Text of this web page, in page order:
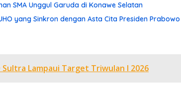
SMA Unggul Garuda di Konawe Selatan
yang Sinkron dengan Asta Cita Presiden Prabowo
Lampaui Target Triwulan I 2026